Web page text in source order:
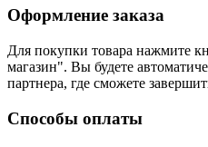
Оформление заказа
Для покупки товара нажмите
магазин". Вы будете
партнера, где сможете
Способы оплаты